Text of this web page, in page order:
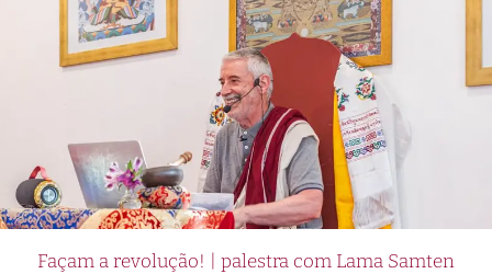
Façam a revolução! | palestra com Lama Samten